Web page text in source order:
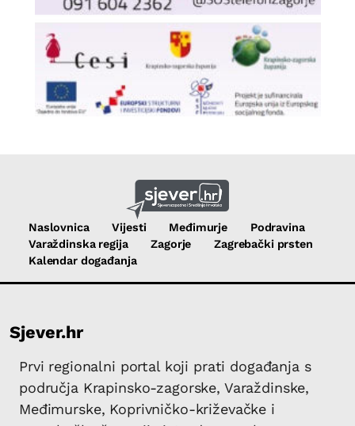
Naslovnica Vijesti Međimurje
Podravina
Varaždinska regija
Zagorje
Zagrebački prsten
Kalendar događanja
Sjever.hr
Prvi regionalni portal koji prati događanja s
područja Krapinsko-zagorske, Varaždinske,
Međimurske, Koprivničko-križevačke i